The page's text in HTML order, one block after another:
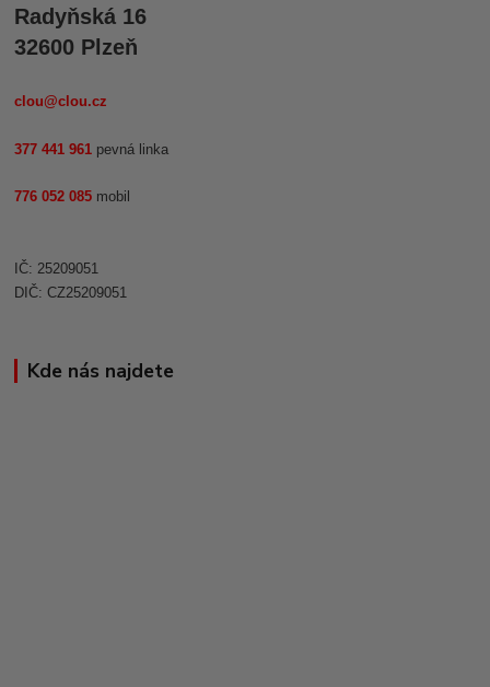
Radyňská 16
32600 Plzeň
clou@clou.cz
377 441 961 pevná linka
776 052 085 mobil
IČ: 25209051
DIČ: CZ25209051
Kde nás najdete